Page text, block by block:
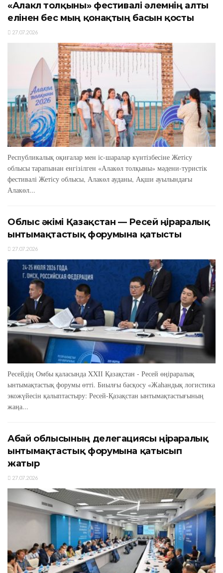
«Алакөл толқыны» фестивалі әлемнің алты
елінен бес мың қонақтың басын қосты
27.07.2026
Республикалық оқиғалар мен іс-шаралар күнтізбесіне Жетісу
облысы тарапынан енгізілген «Алакөл толқыны» мәдени-туристік
фестивалі Жетісу облысы, Алакөл ауданы, Ақши ауылындағы
Алакөл...
Облыс әкімі Қазақстан — Ресей өңіраралық
ынтымақтастық форумына қатысты
27.07.2026
Ресейдің Омбы қаласында XXIІ Қазақстан - Ресей өңіраралық
ынтымақтастық форумы өтті. Биылғы басқосу «Жаһандық логистика
экожүйесін қалыптастыру: Ресей-Қазақстан ынтымақтастығының
жаңа...
Абай облысының делегациясы өңіраралық
ынтымақтастық форумына қатысып
жатыр
27.07.2026